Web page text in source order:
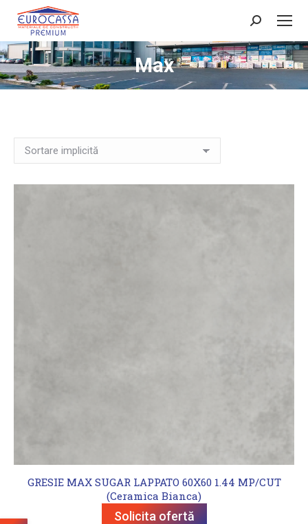
Search:
Max
GRESIE MAX SUGAR LAPPATO 60X60 1.44 MP/CUT
(Ceramica Bianca)
Solicita ofertă